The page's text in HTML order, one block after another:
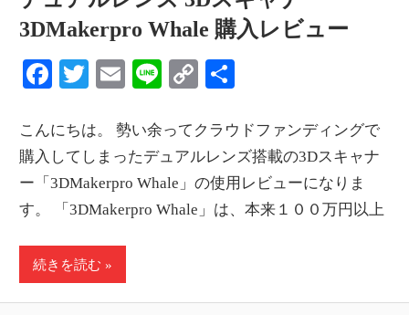
3DMakerpro Whale 購入レビュー
Facebook
Twitter
EmailLineCopy
こんにちは。 勢い余ってクラウドファンディングで
購入してしまったデュアルレンズ搭載の3Dスキャナ
ー「3DMakerpro Whale」の使用レビューになりま
す。 「3DMakerpro Whale」は、本来１００万円以上
続きを読む